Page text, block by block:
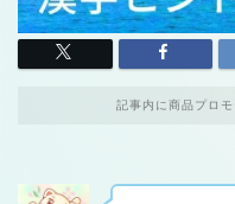
記事内に商品プロ